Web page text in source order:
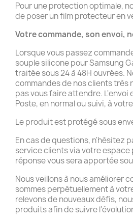
Pour une protection optimale,
de poser un film protecteur en
Votre commande, son envoi,
Lorsque vous passez
souple silicone pour Samsung
traitée sous 24 à 48H ouvrées.
commandes de nos clients très
pas vous faire attendre. L'envoi
Poste, en normal ou suivi, à
Le produit est protégé sous
En cas de questions, n'hésitez
service clients via votre espace
réponse vous sera apportée
Nous veillons à nous améliorer
sommes perpétuellement à
relevons de nouveaux défis,
produits afin de suivre